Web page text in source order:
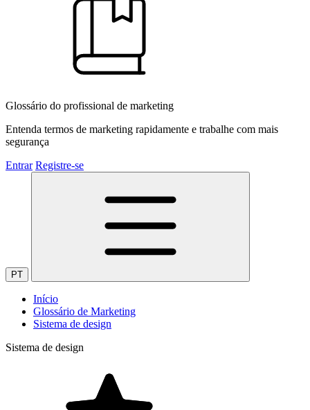
Glossário do profissional de marketing
Entenda termos de marketing rapidamente e trabalhe com mais
segurança
Entrar Registre-se
PT
Início
Glossário de Marketing
Sistema de design
Sistema de design